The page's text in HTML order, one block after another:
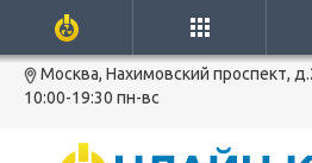
Москва, Нахимовский проспект,
10:00-19:30 пн-вс